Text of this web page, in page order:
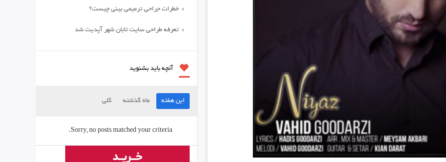
خطرات جراحی ترمیمی بینی چیست؟
تعرفه طراحی سایت تابان شهر آپدیت شد
آنچه باید بشنوید
این هفته ماه گذشته کلی
Sorry, no posts matched your criteria.